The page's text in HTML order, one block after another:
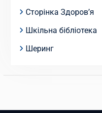
Сторінка Здоров’я
Шкільна бібліотека
Шеринг